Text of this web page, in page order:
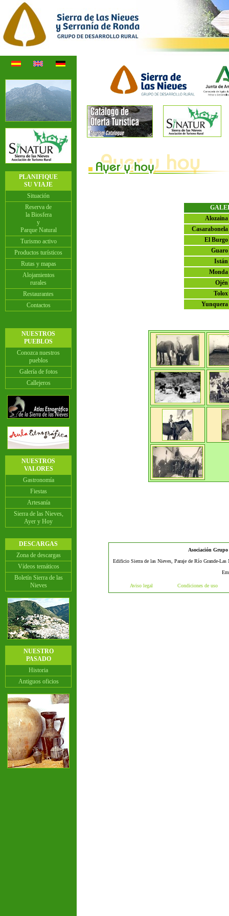
PLANIFIQUE
SU VIAJE
Situación
Reserva de
la Biosfera
y
Parque Natural
Turismo activo
Productos turísticos
Rutas y mapas
Alojamientos
rurales
Restaurantes
Contactos
NUESTROS
PUEBLOS
Conozca nuestros
pueblos
Galería de fotos
Callejeros
NUESTROS
VALORES
Gastronomía
Fiestas
Artesanía
Sierra de las Nieves,
Ayer y Hoy
DESCARGAS
Zona de descargas
Vídeos temáticos
Boletín Sierra de las
Nieves
NUESTRO
PASADO
Historia
Antiguos oficios
Alozaina
Casarabonela
El Burgo
Guaro
Istán
Monda
Ojén
Tolox
Yunquera
Asociación
Edificio Sierra de las Nieves, Paraje de Río Grande-
Aviso legal Condiciones de uso